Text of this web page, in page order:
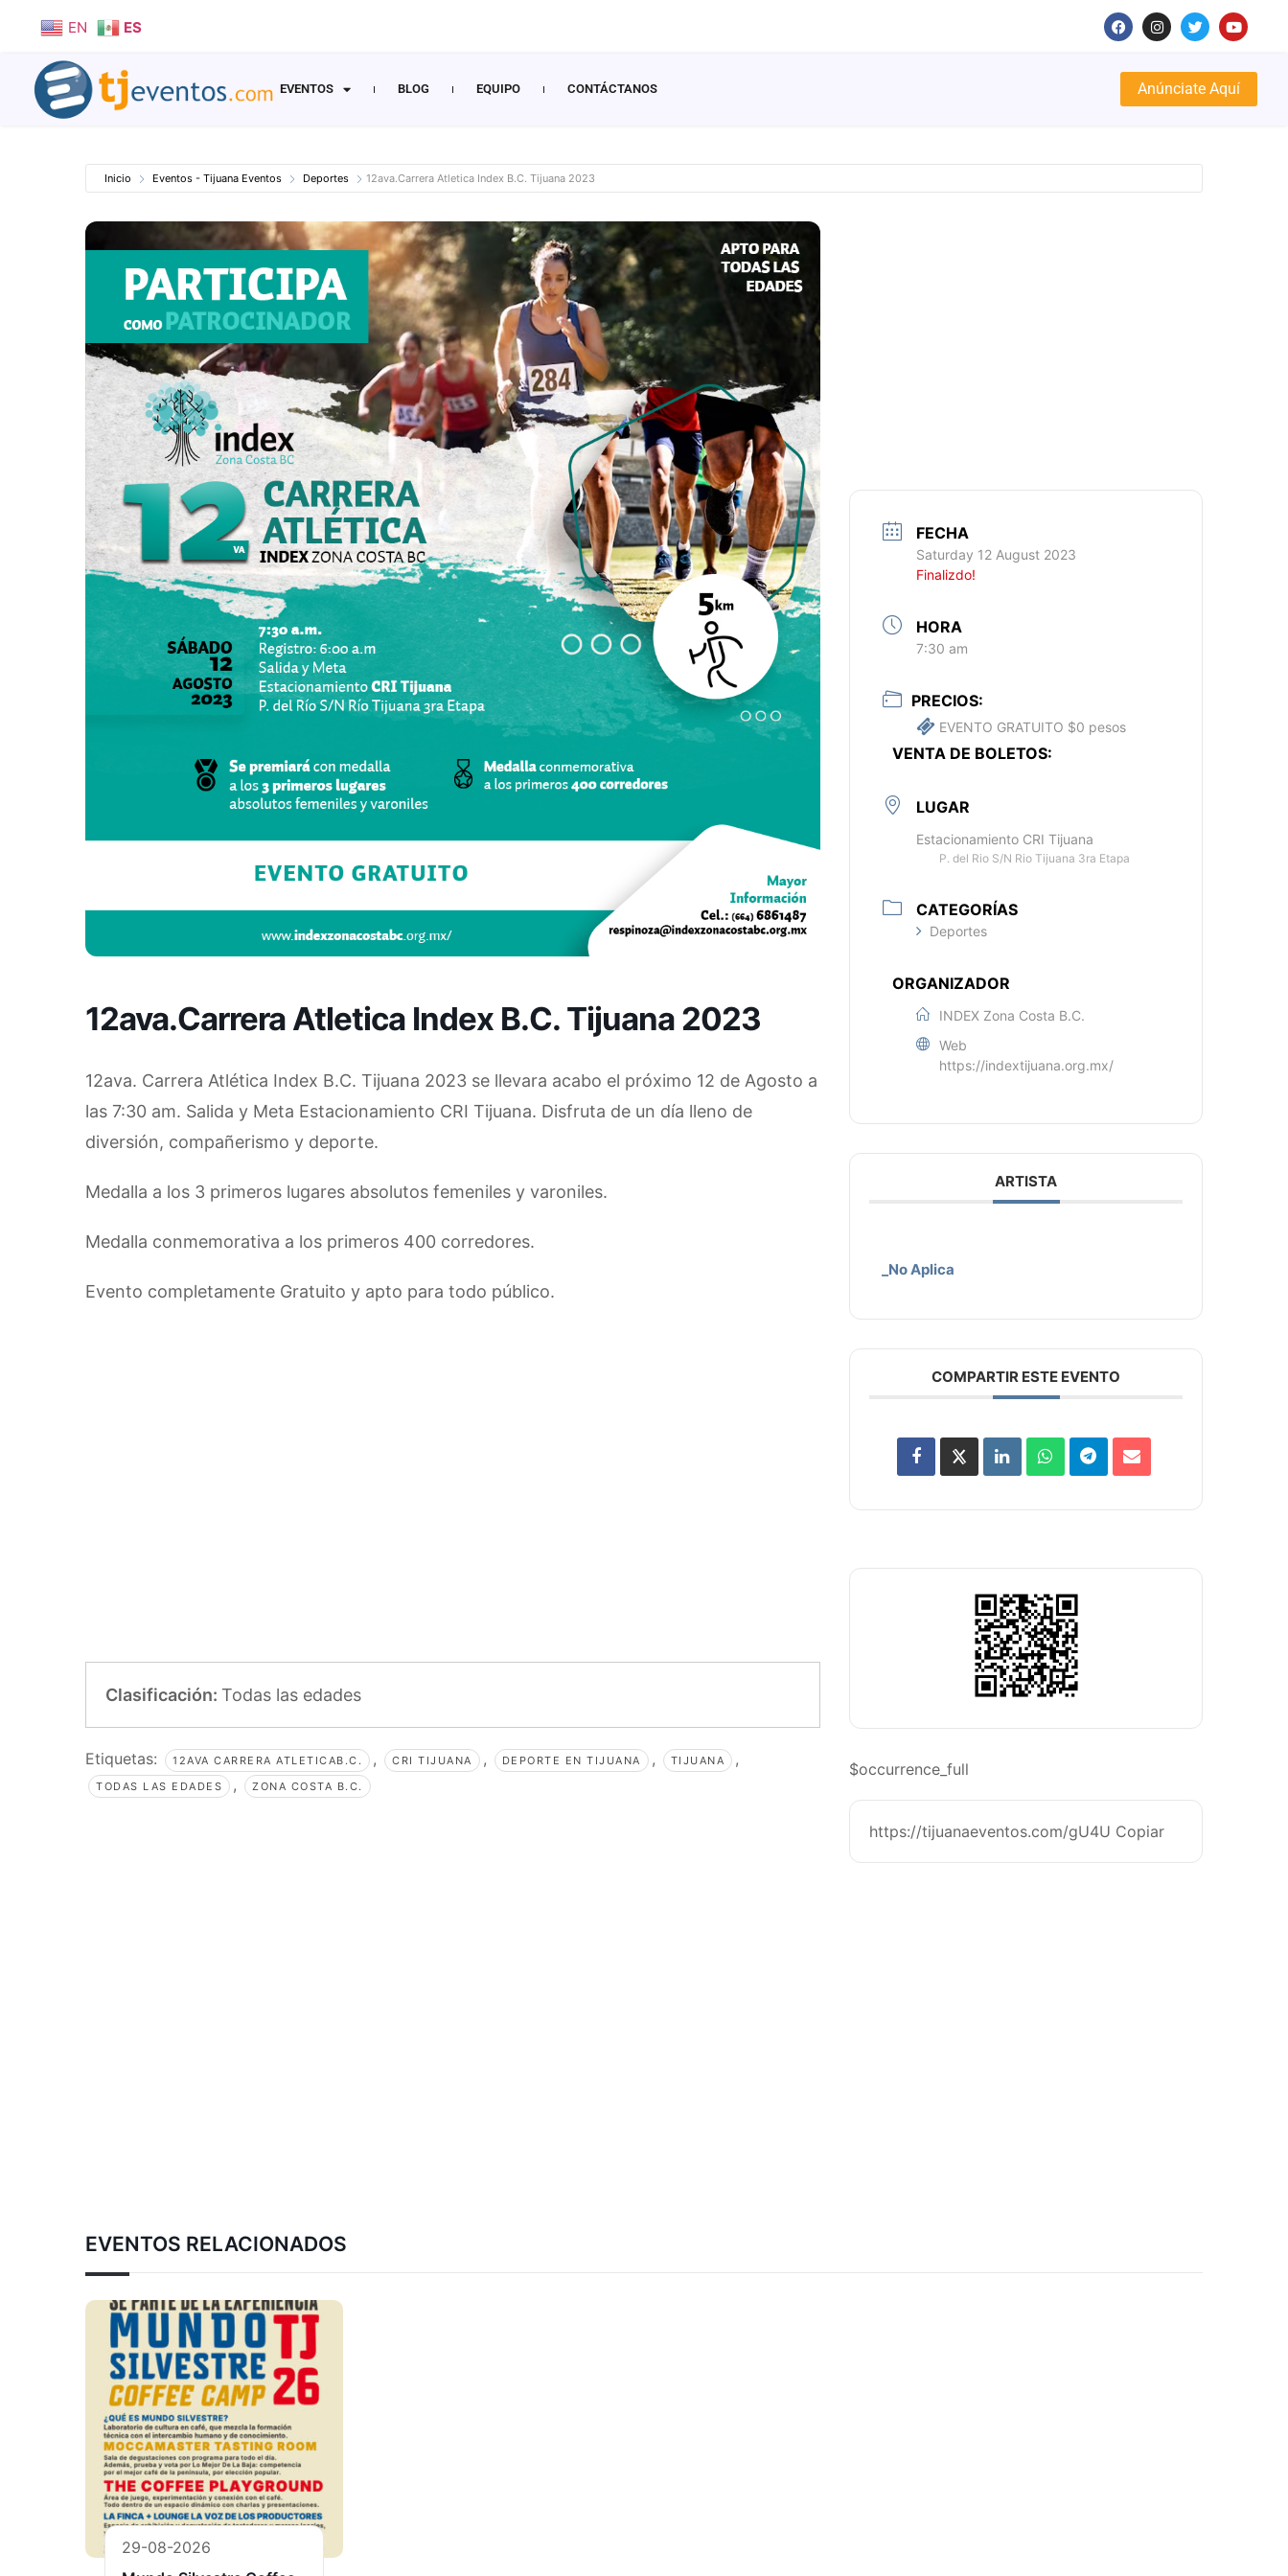
EN ES
EVENTOS BLOG EQUIPO CONTÁCTANOS Anúnciate Aquí
Inicio Eventos - Tijuana Eventos Deportes 12ava.Carrera Atletica Index B.C. Tijuana 2023
12ava.Carrera Atletica Index B.C. Tijuana 2023
12ava. Carrera Atlética Index B.C. Tijuana 2023 se llevara acabo el próximo 12 de Agosto a
las 7:30 am. Salida y Meta Estacionamiento CRI Tijuana. Disfruta de un día lleno de
diversión, compañerismo y deporte.
Medalla a los 3 primeros lugares absolutos femeniles y varoniles.
Medalla conmemorativa a los primeros 400 corredores.
Evento completamente Gratuito y apto para todo público.
Clasificación: Todas las edades
Etiquetas: 12AVA CARRERA ATLETICAB.C. , CRI TIJUANA , DEPORTE EN TIJUANA , TIJUANA ,
TODAS LAS EDADES , ZONA COSTA B.C.
FECHA
Saturday 12 August 2023
Finalizdo!
HORA
7:30 am
PRECIOS:
EVENTO GRATUITO $0 pesos
VENTA DE BOLETOS:
LUGAR
Estacionamiento CRI Tijuana
P. del Rio S/N Rio Tijuana 3ra Etapa
CATEGORÍAS
Deportes
ORGANIZADOR
INDEX Zona Costa B.C.
Web
https://indextijuana.org.mx/
ARTISTA
_No Aplica
COMPARTIR ESTE EVENTO
$occurrence_full
https://tijuanaeventos.com/gU4U Copiar
EVENTOS RELACIONADOS
29-08-2026